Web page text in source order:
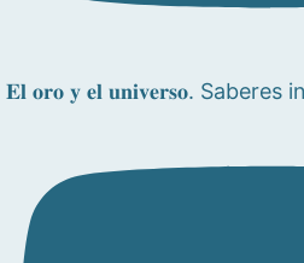
𝐄𝐥 𝐨𝐫𝐨 𝐲 𝐞𝐥 𝐮𝐧𝐢𝐯𝐞𝐫𝐬𝐨.